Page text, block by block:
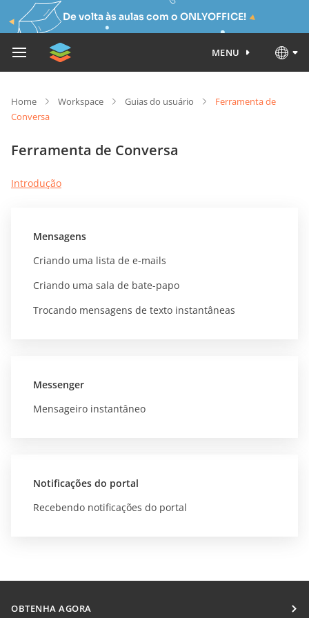
De volta às aulas com o ONLYOFFICE!
MENU
Home Workspace Guias do usuário
Ferramenta de
Conversa
Ferramenta de Conversa
Introdução
Mensagens
Criando uma lista de e-mails
Criando uma sala de bate-papo
Trocando mensagens de texto instantâneas
Messenger
Mensageiro instantâneo
Notificações do portal
Recebendo notificações do portal
OBTENHA AGORA